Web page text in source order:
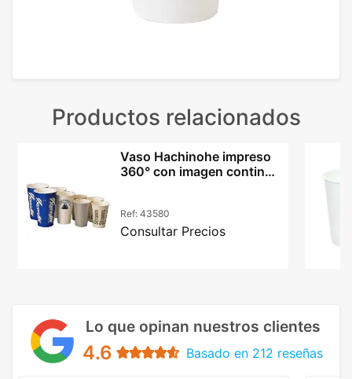
Productos relacionados
Vaso Hachinohe impreso
360° con imagen continua
Ref: 43580
Consultar Precios
Lo que opinan nuestros clientes
4.6 Basado en 212 reseñas